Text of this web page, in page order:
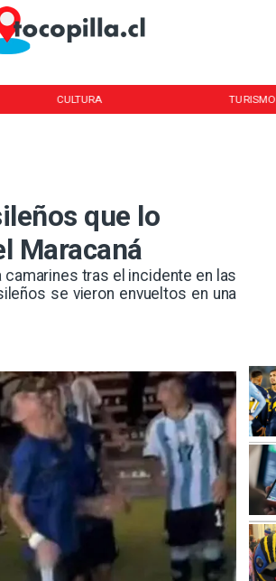
CULTURA TURISMO
que lo
Maracaná
tras el incidente en las
se vieron envueltos en una